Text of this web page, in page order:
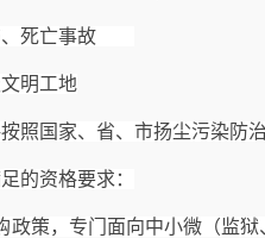
、死亡事故
明工地
照国家、省、市扬尘污染防
的资格要求：
政策，专门面向中小微（监